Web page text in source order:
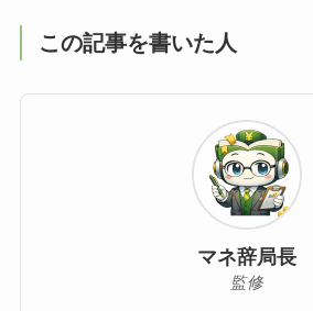
この記事を書いた人
マネ辞局長
監修